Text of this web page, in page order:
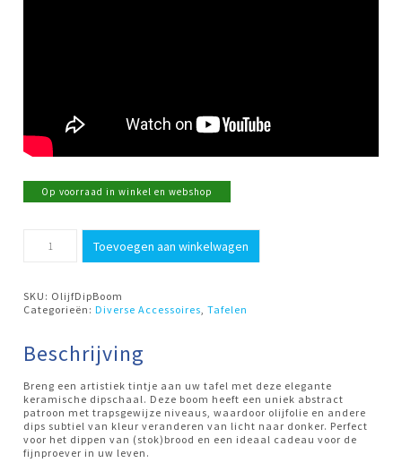
Op voorraad in winkel en webshop
Boom
aantal
Toevoegen aan winkelwagen
SKU: OlijfDipBoom
Categorieën:Diverse Accessoires ,Tafelen
Beschrijving
Breng een artistiek tintje aan uw tafel met deze elegante
keramische dipschaal. Deze boom heeft een uniek abstract
patroon met trapsgewijze niveaus, waardoor olijfolie en andere
dips subtiel van kleur veranderen van licht naar donker. Perfect
voor het dippen van (stok)brood en een ideaal cadeau voor de
fijnproever in uw leven.